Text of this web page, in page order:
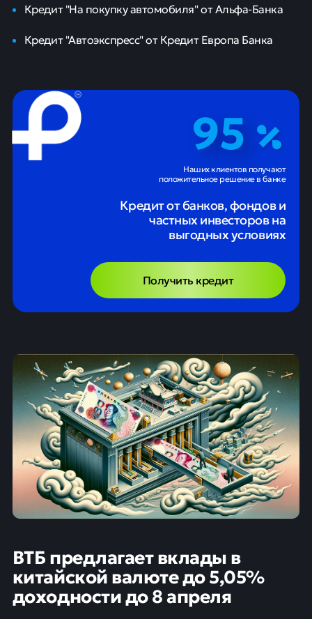
Кредит "На покупку автомобиля" от Альфа-Банка
Кредит "Автоэкспресс" от Кредит Европа Банка
95
Наших клиентов получают
положительное решение в банке
Кредит от банков, фондов и
частных инвесторов на
выгодных условиях
Получить кредит
ВТБ предлагает вклады в
китайской валюте до 5,05%
доходности до 8 апреля